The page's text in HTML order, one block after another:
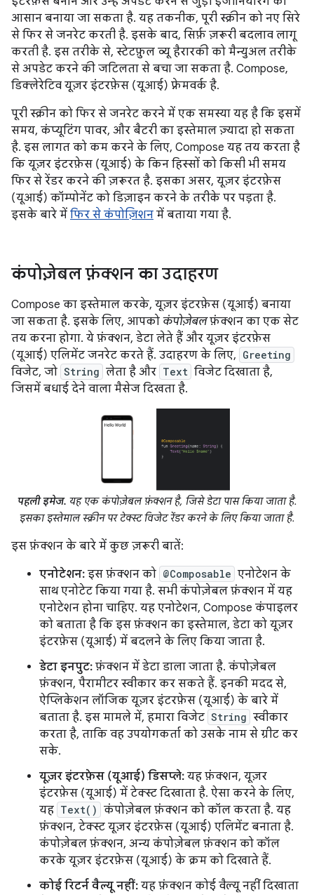
आसान बनाया जा सकता है. यह तकनीक, पूरी स्क्रीन को नए सिरे
से फिर से जनरेट करती है. इसके बाद, सिर्फ़ ज़रूरी बदलाव लागू
करती है. इस तरीके से, स्टेटफ़ुल व्यू हैरारकी को मैन्युअल तरीके
से अपडेट करने की जटिलता से बचा जा सकता है. Compose,
डिक्लेरेटिव यूज़र इंटरफ़ेस (यूआई) फ़्रेमवर्क है.
पूरी स्क्रीन को फिर से जनरेट करने में एक समस्या यह है कि इसमें
समय, कंप्यूटिंग पावर, और बैटरी का इस्तेमाल ज़्यादा हो सकता
है. इस लागत को कम करने के लिए, Compose यह तय करता है
कि यूज़र इंटरफ़ेस (यूआई) के किन हिस्सों को किसी भी समय
फिर से रेंडर करने की ज़रूरत है. इसका असर, यूज़र इंटरफ़ेस
(यूआई) कॉम्पोनेंट को डिज़ाइन करने के तरीके पर पड़ता है.
इसके बारे में फिर से कंपोज़िशन में बताया गया है.
कंपोज़ेबल फ़ंक्शन का उदाहरण
Compose का इस्तेमाल करके, यूज़र इंटरफ़ेस (यूआई) बनाया
जा सकता है. इसके लिए, आपको कंपोज़ेबलफ़ंक्शन का एक सेट
तय करना होगा. ये फ़ंक्शन, डेटा लेते हैं और यूज़र इंटरफ़ेस
(यूआई) एलिमेंट जनरेट करते हैं. उदाहरण के लिए, Greeting
विजेट, जो String लेता है और Text विजेट दिखाता है,
जिसमें बधाई देने वाला मैसेज दिखता है.
पहली इमेज. यह एक कंपोज़ेबल फ़ंक्शन है, जिसे डेटा पास किया जाता है.
इसका इस्तेमाल स्क्रीन पर टेक्स्ट विजेट रेंडर करने के लिए किया जाता है.
इस फ़ंक्शन के बारे में कुछ ज़रूरी बातें:
एनोटेशन: इस फ़ंक्शन को @Composable एनोटेशन के
साथ एनोटेट किया गया है. सभी कंपोज़ेबल फ़ंक्शन में यह
एनोटेशन होना चाहिए. यह एनोटेशन, Compose कंपाइलर
को बताता है कि इस फ़ंक्शन का इस्तेमाल, डेटा को यूज़र
इंटरफ़ेस (यूआई) में बदलने के लिए किया जाता है.
डेटा इनपुट: फ़ंक्शन में डेटा डाला जाता है. कंपोज़ेबल
फ़ंक्शन, पैरामीटर स्वीकार कर सकते हैं. इनकी मदद से,
ऐप्लिकेशन लॉजिक यूज़र इंटरफ़ेस (यूआई) के बारे में
बताता है. इस मामले में, हमारा विजेट String स्वीकार
करता है, ताकि वह उपयोगकर्ता को उसके नाम से ग्रीट कर
सके.
यूज़र इंटरफ़ेस (यूआई) डिसप्ले: यह फ़ंक्शन, यूज़र
इंटरफ़ेस (यूआई) में टेक्स्ट दिखाता है. ऐसा करने के लिए,
यह Text() कंपोज़ेबल फ़ंक्शन को कॉल करता है. यह
फ़ंक्शन, टेक्स्ट यूज़र इंटरफ़ेस (यूआई) एलिमेंट बनाता है.
कंपोज़ेबल फ़ंक्शन, अन्य कंपोज़ेबल फ़ंक्शन को कॉल
करके यूज़र इंटरफ़ेस (यूआई) के क्रम को दिखाते हैं.
कोई रिटर्न वैल्यू नहीं: यह फ़ंक्शन कोई वैल्यू नहीं दिखाता